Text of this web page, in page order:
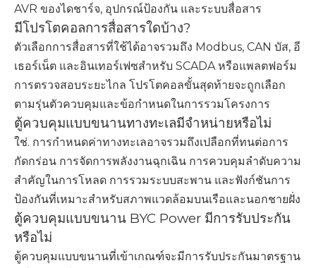
AVR ของไดชาร์จ, อุปกรณ์ป้องกัน และระบบสื่อสาร
มีโปรโตคอลการสื่อสารใดบ้าง?
ตัวเลือกการสื่อสารที่ใช้ได้อาจรวมถึง Modbus, CAN บัส, อี
เธอร์เน็ต และอินเทอร์เฟซสำหรับ SCADA หรือแพลตฟอร์ม
การตรวจสอบระยะไกล โปรโตคอลขั้นสุดท้ายจะถูกเลือก
ตามรุ่นตัวควบคุมและข้อกำหนดในการรวมโครงการ
ตู้ควบคุมแบบขนานทางทะเลมีจำหน่ายหรือไม่
ใช่. การกำหนดค่าทางทะเลอาจรวมถึงเปลือกที่ทนต่อการ
กัดกร่อน การจัดการพลังงานฉุกเฉิน การควบคุมลำดับความ
สำคัญในการโหลด การรวมระบบสะพาน และฟังก์ชันการ
ป้องกันที่เหมาะสำหรับสภาพแวดล้อมบนเรือและนอกชายฝั่ง
ตู้ควบคุมแบบขนาน BYC Power มีการรับประกัน
หรือไม่
ตู้ควบคุมแบบขนานที่เข้าเกณฑ์จะมีการรับประกันมาตรฐาน